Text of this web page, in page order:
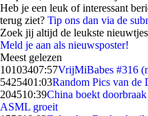
Heb je een leuk of interessant
terug ziet? Tip ons dan via de
Zoek jij altijd de leukste
Meld je aan als nieuwsposter!
Meest gelezen
10103407:57VrijMiBabes #316
5425401:03Random Pics van de
204510:39China boekt
ASML groeit